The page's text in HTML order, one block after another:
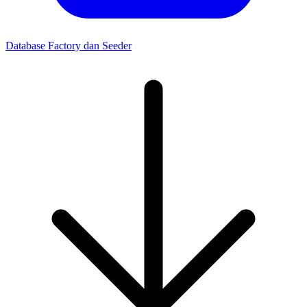
Database Factory dan Seeder